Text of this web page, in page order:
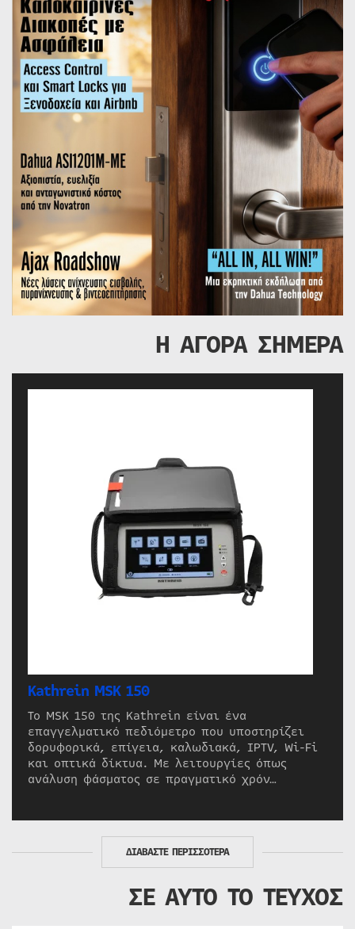
Η ΑΓΟΡΑ ΣΗΜΕΡΑ
Kathrein MSK 150
Το MSK 150 της Kathrein είναι ένα
επαγγελματικό πεδιόμετρο που υποστηρίζει
δορυφορικά, επίγεια, καλωδιακά, IPTV, Wi-Fi
και οπτικά δίκτυα. Με λειτουργίες όπως
ανάλυση φάσματος σε πραγματικό χρόν…
ΔΙΑΒΑΣΤΕ ΠΕΡΙΣΣΟΤΕΡΑ
ΣΕ ΑΥΤΟ ΤΟ ΤΕΥΧΟΣ